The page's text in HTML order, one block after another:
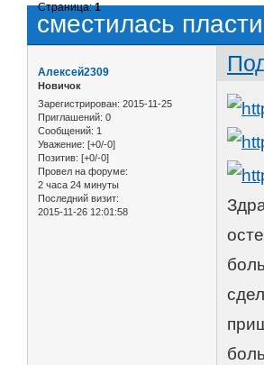
сместилась
Страница:1
Алексей2309
Новичок
Зарегистрирован: 2015-11-25
Приглашений: 0
Сообщений: 1
Уважение: [+0/-0]
Позитив: [+0/-0]
Провел на форуме:
2 часа 24 минуты
Последний визит:
2015-11-26 12:01:58